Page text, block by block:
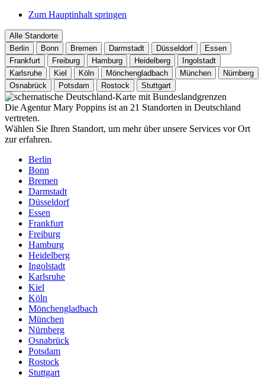
Zum Hauptinhalt springen
Alle Standorte
Berlin
Bonn Bremen Darmstadt Düsseldorf
Essen
Frankfurt
Freiburg Hamburg Heidelberg
Ingolstadt
Karlsruhe
Kiel Köln Mönchengladbach München
Nürnberg
Osnabrück
Potsdam Rostock Stuttgart
Die Agentur Mary Poppins ist an 21 Standorten in Deutschland
vertreten.
Wählen Sie Ihren Standort, um mehr über unsere Services vor Ort
zur erfahren.
Berlin
Bonn
Bremen
Darmstadt
Düsseldorf
Essen
Frankfurt
Freiburg
Hamburg
Heidelberg
Ingolstadt
Karlsruhe
Kiel
Köln
Mönchengladbach
München
Nürnberg
Osnabrück
Potsdam
Rostock
Stuttgart